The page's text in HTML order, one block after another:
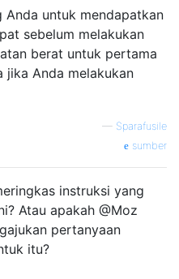
Anda untuk mendapatkan
sebelum melakukan
berat untuk pertama
jika Anda melakukan
— Sparafusile
sumber
instruksi yang
Atau apakah @Moz
pertanyaan
itu?